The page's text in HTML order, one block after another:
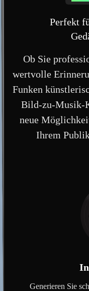
Perfekt
Ob Sie
wertvolle
Funken
Bild-zu-Musik-
neue
Ihrem
Generieren Sie